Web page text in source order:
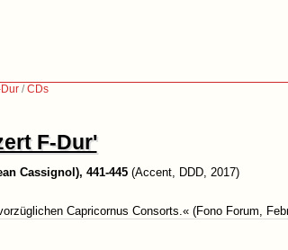
/CDs
F-Dur'
Cassignol), 441-445 (Accent, DDD, 2017)
Capricornus Consorts.« (Fono Forum,